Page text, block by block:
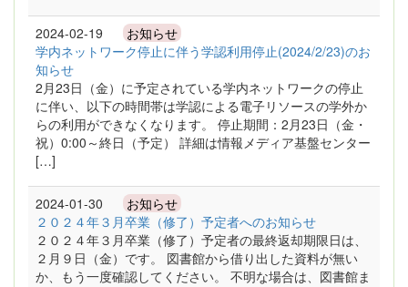
2024-02-19 お知らせ
学内ネットワーク停止に伴う学認利用停止(2024/2/23)のお
知らせ
2月23日（金）に予定されている学内ネットワークの停止
に伴い、以下の時間帯は学認による電子リソースの学外か
らの利用ができなくなります。 停止期間：2月23日（金・
祝）0:00～終日（予定） 詳細は情報メディア基盤センター
[…]
2024-01-30 お知らせ
２０２４年３月卒業（修了）予定者へのお知らせ
２０２４年３月卒業（修了）予定者の最終返却期限日は、
２月９日（金）です。 図書館から借り出した資料が無い
か、もう一度確認してください。 不明な場合は、図書館ま